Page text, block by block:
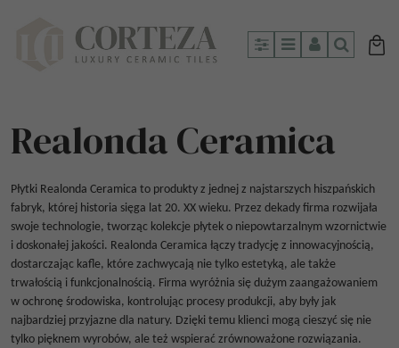
PanelMenuPanelSzukaj
Realonda Ceramica
Płytki Realonda Ceramica to produkty z jednej z najstarszych hiszpańskich
fabryk, której historia sięga lat 20. XX wieku. Przez dekady firma rozwijała
swoje technologie, tworząc kolekcje płytek o niepowtarzalnym wzornictwie
i doskonałej jakości. Realonda Ceramica łączy tradycję z innowacyjnością,
dostarczając kafle, które zachwycają nie tylko estetyką, ale także
trwałością i funkcjonalnością. Firma wyróżnia się dużym zaangażowaniem
w ochronę środowiska, kontrolując procesy produkcji, aby były jak
najbardziej przyjazne dla natury. Dzięki temu klienci mogą cieszyć się nie
tylko pięknem wyrobów, ale też wspierać zrównoważone rozwiązania.